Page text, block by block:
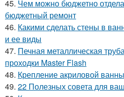
45. Чем можно бюджетно
бюджетный ремонт
46. Какими сделать стены в
и ее виды
47. Печная металлическая
проходки Master Flash
48. Крепление акриловой
49. 22 Полезных совета для